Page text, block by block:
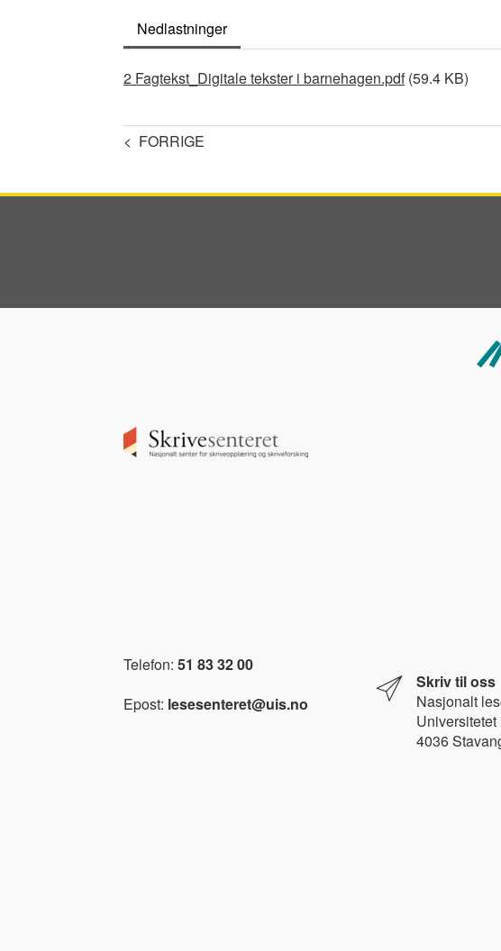
Nedlastninger
Document
2 Fagtekst_Digitale tekster i barnehagen.pdf (59.4 KB)
< FORRIGE
Image
Telefon: 51 83 32 00
Epost: lesesenteret@uis.no
Skriv til oss
Nasjonalt l
4036